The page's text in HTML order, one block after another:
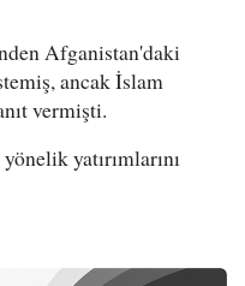
Afganistan'daki
ancak İslam
vermişti.
yatırımlarını